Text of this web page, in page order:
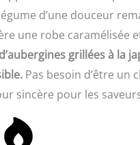
d’une douceur
une robe
grillées à la
Pas besoin d’être un
sincère pour les